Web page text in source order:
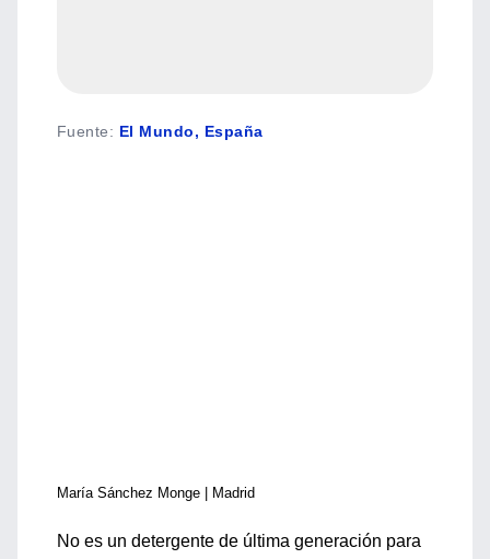
Fuente: El Mundo, España
María Sánchez Monge | Madrid
No es un detergente de última generación para